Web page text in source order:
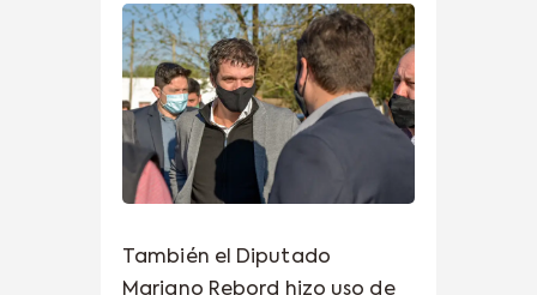
También el Diputado
Mariano Rebord hizo uso de